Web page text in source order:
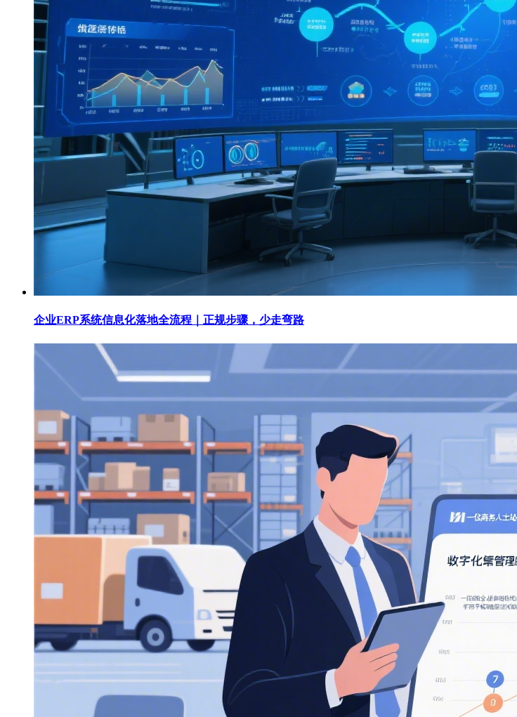
企业ERP系统信息化落地全流程｜正规步骤，少走弯路